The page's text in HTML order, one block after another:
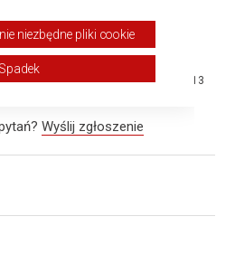
Nie
ten artykuł za przydatny: 4 z 13
Wyślij zgłoszenie
niezbędne pliki cookie
Spadek